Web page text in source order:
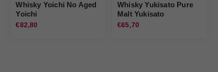
Whisky Yoichi No Aged
Yoichi
€82,80
Whisky Yukisato Pure
Malt Yukisato
€65,70